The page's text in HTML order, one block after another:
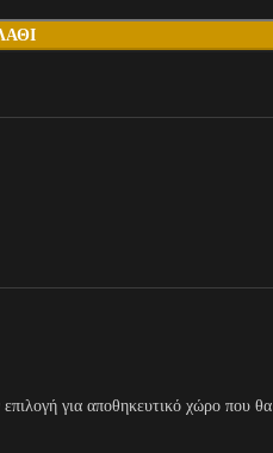
για αποθηκευτικό χώρο που θα